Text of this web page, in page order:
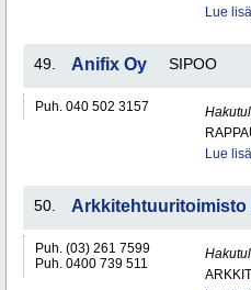
Lue
49. Anifix Oy SIPOO
Puh. 040 502 3157
Lue
50.
Puh. (03) 261 7599
Puh. 0400 739 511